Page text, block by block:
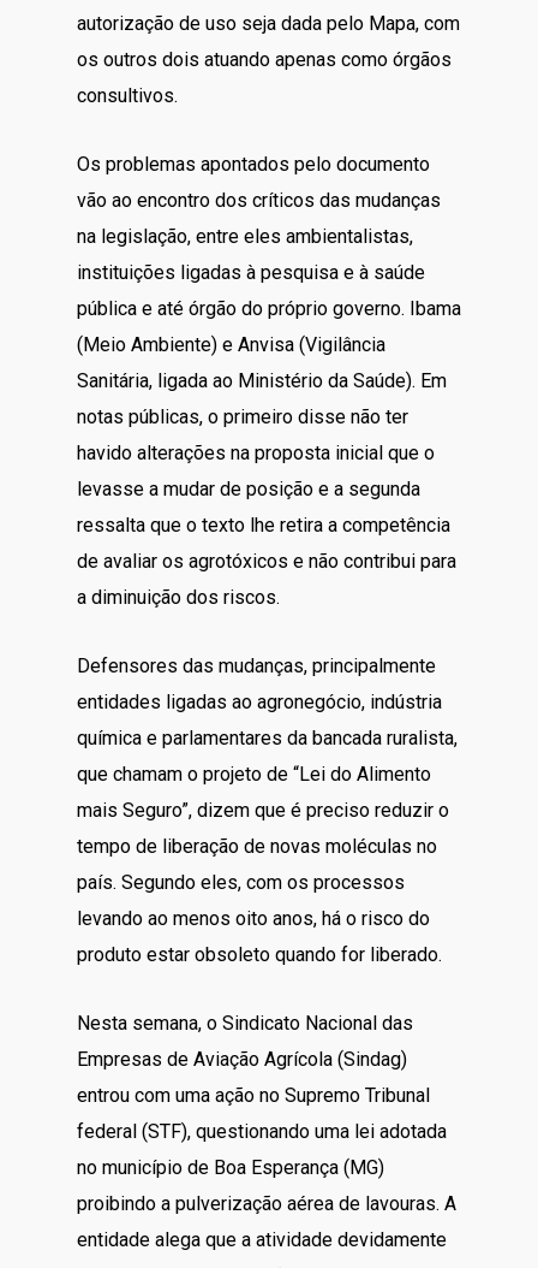
autorização de uso seja dada pelo Mapa, com
os outros dois atuando apenas como órgãos
consultivos.
Os problemas apontados pelo documento
vão ao encontro dos críticos das mudanças
na legislação, entre eles ambientalistas,
instituições ligadas à pesquisa e à saúde
pública e até órgão do próprio governo. Ibama
(Meio Ambiente) e Anvisa (Vigilância
Sanitária, ligada ao Ministério da Saúde). Em
notas públicas, o primeiro disse não ter
havido alterações na proposta inicial que o
levasse a mudar de posição e a segunda
ressalta que o texto lhe retira a competência
de avaliar os agrotóxicos e não contribui para
a diminuição dos riscos.
Defensores das mudanças, principalmente
entidades ligadas ao agronegócio, indústria
química e parlamentares da bancada ruralista,
que chamam o projeto de “Lei do Alimento
mais Seguro”, dizem que é preciso reduzir o
tempo de liberação de novas moléculas no
país. Segundo eles, com os processos
levando ao menos oito anos, há o risco do
produto estar obsoleto quando for liberado.
Nesta semana, o Sindicato Nacional das
Empresas de Aviação Agrícola (Sindag)
entrou com uma ação no Supremo Tribunal
federal (STF), questionando uma lei adotada
no município de Boa Esperança (MG)
proibindo a pulverização aérea de lavouras. A
entidade alega que a atividade devidamente